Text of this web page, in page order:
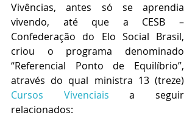
Vivências, antes só se aprendia
vivendo, até que a CESB –
Confederação do Elo Social Brasil,
criou o programa denominado
“Referencial Ponto de Equilíbrio”,
Cursos Vivenciais a seguir
relacionados: